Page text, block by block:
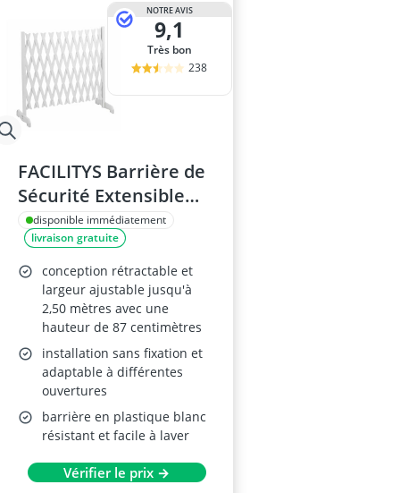
NOTRE AVIS
9,1
Très bon
238
FACILITYS Barrière de
Sécurité Extensible
27–250 cm x 87 cm –
Sans Perçage,
Plastique, Enfants et
Animaux
disponible immédiatement
livraison gratuite
conception rétractable et
largeur ajustable jusqu'à
2,50 mètres avec une
hauteur de 87 centimètres
installation sans fixation et
adaptable à différentes
ouvertures
barrière en plastique blanc
résistant et facile à laver
Vérifier le prix →